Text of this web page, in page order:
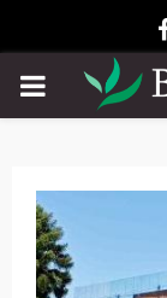
PRIMARY